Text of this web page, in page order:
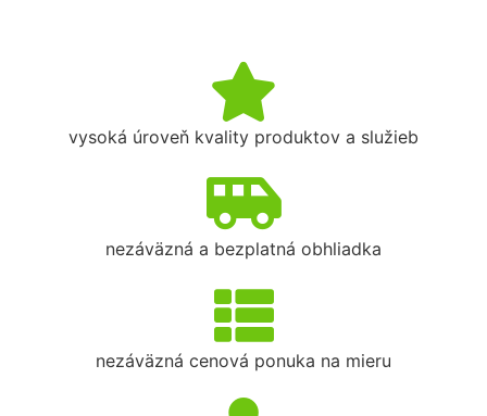
vysoká úroveň kvality produktov a služieb
nezáväzná a bezplatná obhliadka
nezáväzná cenová ponuka na mieru